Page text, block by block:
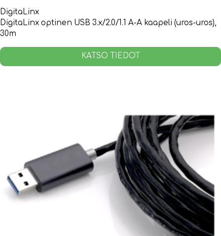
DigitaLinx
DigitaLinx optinen USB 3.x/2.0/1.1 A-A kaapeli (uros-uros),
30m
KATSO TIEDOT